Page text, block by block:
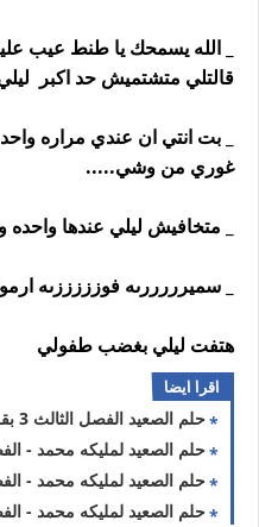
_ الله يسمحك يا طنط عيب
قالتلي متشتميش حد اكبر
_ بت انتي ان عندي مراره
غوري من وشي.....
_ متخافيش ليلي عندها واحده
_ سميرررررىه فوزززززىه
هتفت ليلي بغضب طفولي
اقرا ايضا
حلم الصعيد الفصل الثالث 3 بقلم مليكه محمد
حلم الصعيد لمليكه محمد -
حلم الصعيد لمليكه محمد -
حلم الصعيد لمليكه محمد -